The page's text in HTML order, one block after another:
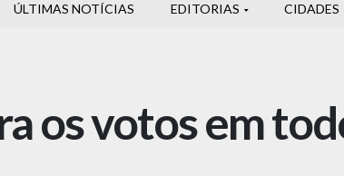
ÚLTIMAS NOTÍCIAS EDITORIAS CIDADES
os votos em